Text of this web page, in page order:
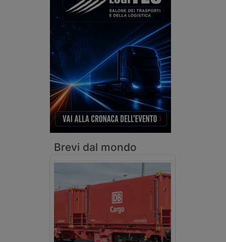
Brevi dal mondo